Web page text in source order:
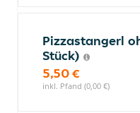
Pizzastangerl
Stück)
5,50 €
inkl. Pfand (0,00 €)